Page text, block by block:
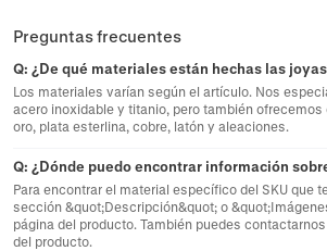
Preguntas frecuentes
Q: ¿De qué materiales están hechas las
Los materiales varían según el artículo. Nos
acero inoxidable y titanio, pero también
oro, plata esterlina, cobre, latón y aleaciones.
Q: ¿Dónde puedo encontrar información
Para encontrar el material específico del SKU que
sección &quot;Descripción&quot; o
página del producto. También puedes
del producto.